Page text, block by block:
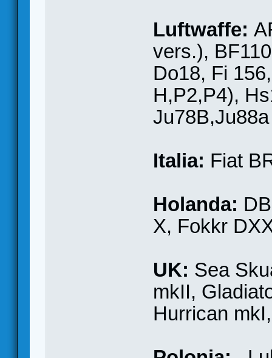
Luftwaffe:
vers.),
Do18, Fi
H,P2,P4),
Ju78B,Ju88a
Italia: Fiat
Holanda:
X, Fokkr
UK: Sea
mkII,
Hurrican